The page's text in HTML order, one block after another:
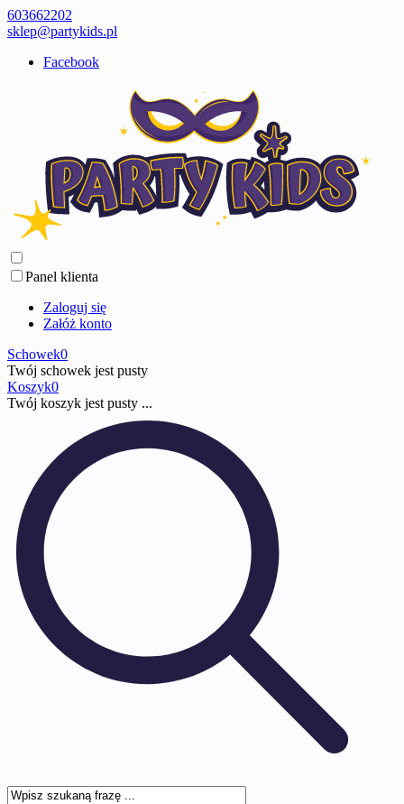
603662202
sklep@partykids.pl
Facebook
Panel klienta
Zaloguj się
Załóż konto
Schowek0
Twój schowek jest pusty
Koszyk0
Twój koszyk jest pusty ...